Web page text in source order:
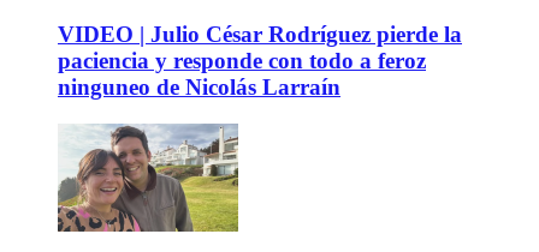
VIDEO | Julio César Rodríguez pierde la
paciencia y responde con todo a feroz
ninguneo de Nicolás Larraín